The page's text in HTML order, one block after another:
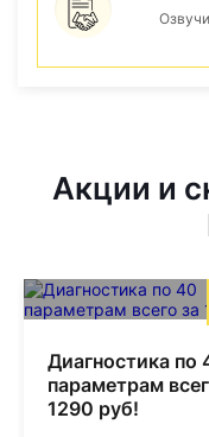
Акции и
Диагностика по
параметрам
1290 руб!